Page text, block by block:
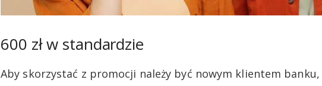
600 zł w standardzie
Aby skorzystać z promocji należy być nowym klientem banku,